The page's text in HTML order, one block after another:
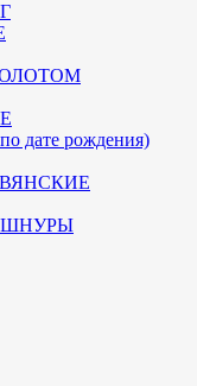
дате рождения)
ШНУРЫ